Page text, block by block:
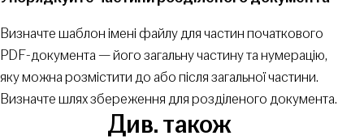
Визначте шаблон імені файлу для частин початкового
PDF-документа — його загальну частину та нумерацію,
яку можна розмістити до або після загальної частини.
Визначте шлях збереження для розділеного документа.
Див. також